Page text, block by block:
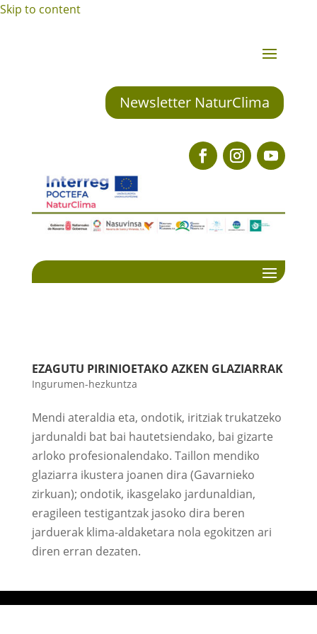
Skip to content
Newsletter NaturClima
EZAGUTU PIRINIOETAKO AZKEN GLAZIARRAK
Ingurumen-hezkuntza
Mendi ateraldia eta, ondotik, iritziak trukatzeko
jardunaldi bat bai hautetsiendako, bai gizarte
arloko profesionalendako. Taillon mendiko
glaziarra ikustera joanen dira (Gavarnieko
zirkuan); ondotik, ikasgelako jardunaldian,
eragileen testigantzak jasoko dira beren
jarduerak klima-aldaketara nola egokitzen ari
diren erran dezaten.